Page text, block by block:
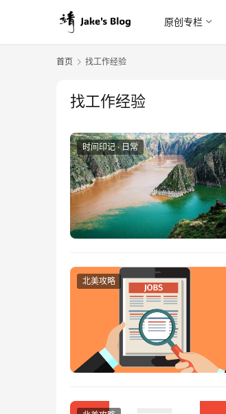
原创专栏
首页 找工作经验
找工作经验
时间印记 · 日常
北美攻略